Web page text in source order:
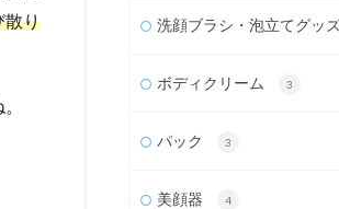
散り
洗顔ブラシ・泡立てグッ
ボディクリーム 3
パック 3
美顔器 4